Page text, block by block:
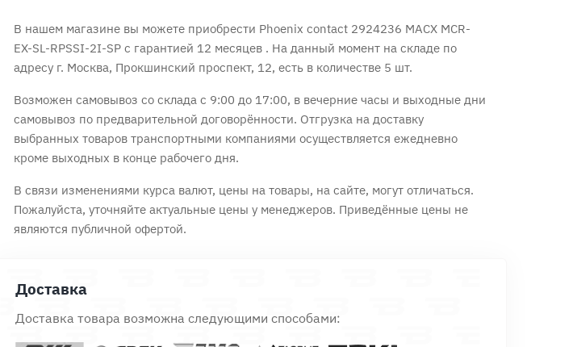
В нашем магазине вы можете приобрести Phoenix contact 2924236 MACX MCR-
EX-SL-RPSSI-2I-SP с гарантией 12 месяцев . На данный момент на складе по
адресу г. Москва, Прокшинский проспект, 12, есть в количестве 5 шт.
Возможен самовывоз со склада с 9:00 до 17:00, в вечерние часы и выходные дни
самовывоз по предварительной договорённости. Отгрузка на доставку
выбранных товаров транспортными компаниями осуществляется ежедневно
кроме выходных в конце рабочего дня.
В связи изменениями курса валют, цены на товары, на сайте, могут отличаться.
Пожалуйста, уточняйте актуальные цены у менеджеров. Приведённые цены не
являются публичной офертой.
Доставка
Доставка товара возможна следующими способами: